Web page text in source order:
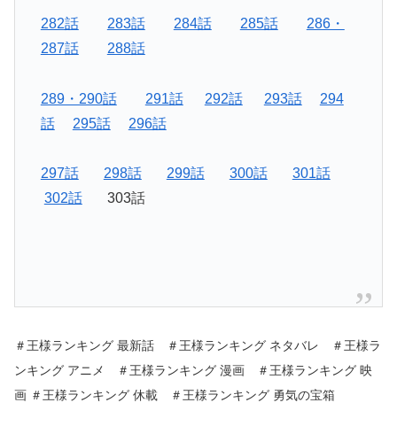
282話 283話 284話 285話
286・
287話
288話
289・290話 291話 292話 293話
294
話
295話 296話
297話 298話 299話 300話
301話
302話303話
＃王様ランキング 最新話 ＃王様ランキング ネタバレ ＃王様ラ
ンキング アニメ ＃王様ランキング 漫画 ＃王様ランキング 映
画 ＃王様ランキング 休載 ＃王様ランキング 勇気の宝箱